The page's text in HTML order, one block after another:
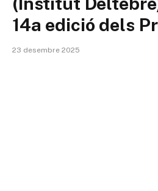
14a edició dels
23 desembre 2025